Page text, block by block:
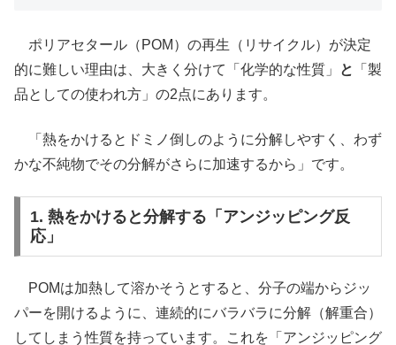
ポリアセタール（POM）の再生（リサイクル）が決定
的に難しい理由は、大きく分けて「化学的な性質」
と
「製
品としての使われ方」の2点にあります。
「熱をかけるとドミノ倒しのように分解しやすく、わず
かな不純物でその分解がさらに加速するから」です。
1. 熱をかけると分解する「アンジッピング反
応」
POMは加熱して溶かそうとすると、分子の端からジッ
パーを開けるように、連続的にバラバラに分解（解重合）
してしまう性質を持っています。これを「アンジッピング